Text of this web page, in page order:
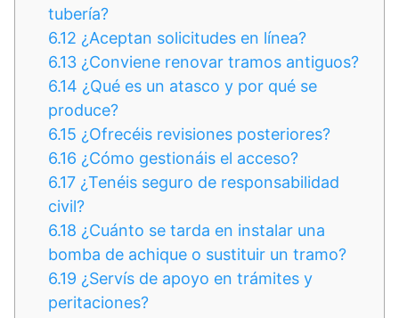
tubería?
6.12 ¿Aceptan solicitudes en línea?
6.13 ¿Conviene renovar tramos antiguos?
6.14 ¿Qué es un atasco y por qué se
produce?
6.15 ¿Ofrecéis revisiones posteriores?
6.16 ¿Cómo gestionáis el acceso?
6.17 ¿Tenéis seguro de responsabilidad
civil?
6.18 ¿Cuánto se tarda en instalar una
bomba de achique o sustituir un tramo?
6.19 ¿Servís de apoyo en trámites y
peritaciones?